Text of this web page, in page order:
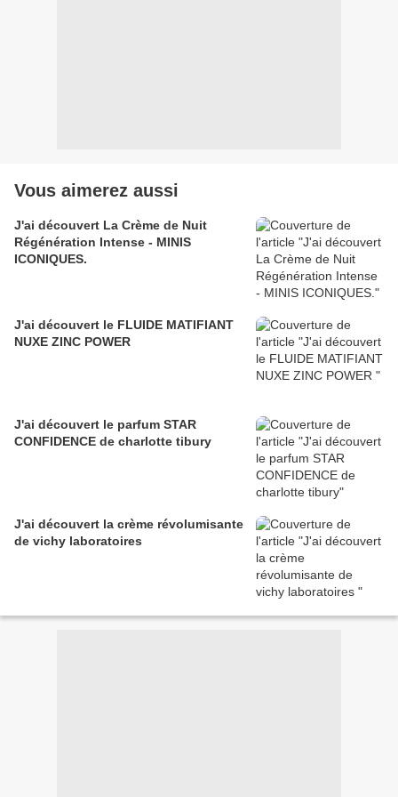
Vous aimerez aussi
J'ai découvert La Crème de Nuit
Régénération Intense - MINIS
ICONIQUES.
J'ai découvert le FLUIDE MATIFIANT
NUXE ZINC POWER
J'ai découvert le parfum STAR
CONFIDENCE de charlotte tibury
J'ai découvert la crème révolumisante
de vichy laboratoires